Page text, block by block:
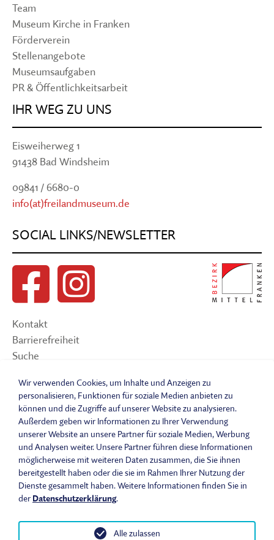
Team
Museum Kirche in Franken
Förderverein
Stellenangebote
Museumsaufgaben
PR & Öffentlichkeitsarbeit
IHR WEG ZU UNS
Eisweiherweg 1
91438 Bad Windsheim
09841 / 6680-0
info(at)freilandmuseum.de
SOCIAL LINKS/NEWSLETTER
Kontakt
Barrierefreiheit
Suche
Impressum
Datenschutzerklärung
Barrierefreiheitserklärung
Leichte Sprache
Widerrufsbelehrung
Vertrag widerrufen
AGB
Benutzungsordnung
Wir verwenden Cookies, um Inhalte und Anzeigen zu
personalisieren, Funktionen für soziale Medien anbieten zu
können und die Zugriffe auf unserer Website zu analysieren.
Außerdem geben wir Informationen zu Ihrer Verwendung
unserer Website an unsere Partner für soziale Medien, Werbung
und Analysen weiter. Unsere Partner führen diese Informationen
möglicherweise mit weiteren Daten zusammen, die Sie ihnen
bereitgestellt haben oder die sie im Rahmen Ihrer Nutzung der
Dienste gesammelt haben. Weitere Informationen finden Sie in
der Datenschutzerklärung.
Alle zulassen